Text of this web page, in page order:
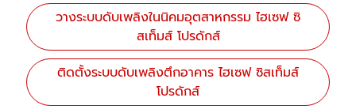
วางระบบดับเพลิงในนิคมอุตสาหกรรม ไฮเซฟ ซิ
สเท็มส์ โปรดักส์
ติดตั้งระบบดับเพลิงตึกอาคาร ไฮเซฟ ซิสเท็มส์
โปรดักส์